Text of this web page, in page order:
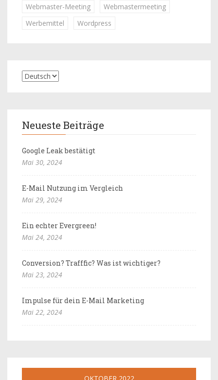
Webmaster-Meeting
Webmastermeeting
Werbemittel
Wordpress
Neueste Beiträge
Google Leak bestätigt
Mai 30, 2024
E-Mail Nutzung im Vergleich
Mai 29, 2024
Ein echter Evergreen!
Mai 24, 2024
Conversion? Trafffic? Was ist wichtiger?
Mai 23, 2024
Impulse für dein E-Mail Marketing
Mai 22, 2024